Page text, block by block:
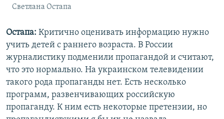
Светлана Остапа
Остапа: Критично оценивать информацию нужно
учить детей с раннего возраста. В России
журналистику подменили пропагандой и считают,
что это нормально. На украинском телевидении
такого рода пропаганды нет. Есть несколько
программ, развенчивающих российскую
пропаганду. К ним есть некоторые претензии, но